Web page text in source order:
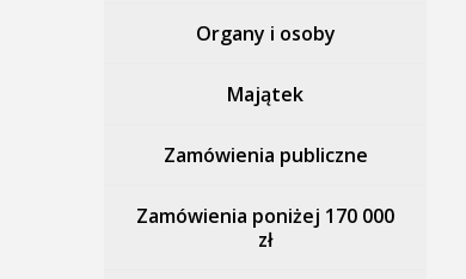
Organy i osoby
Majątek
Zamówienia publiczne
Zamówienia poniżej 170 000
zł